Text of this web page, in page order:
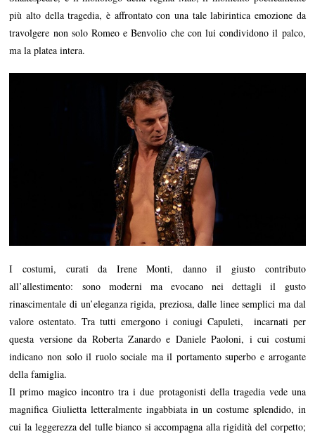
più alto della tragedia, è affrontato con una tale labirintica emozione da
travolgere non solo Romeo e Benvolio che con lui condividono il palco,
ma la platea intera.
I costumi, curati da Irene Monti, danno il giusto contributo
all’allestimento: sono moderni ma evocano nei dettagli il gusto
rinascimentale di un’eleganza rigida, preziosa, dalle linee semplici ma dal
valore ostentato. Tra tutti emergono i coniugi Capuleti, incarnati per
questa versione da Roberta Zanardo e Daniele Paoloni, i cui costumi
indicano non solo il ruolo sociale ma il portamento superbo e arrogante
della famiglia.
Il primo magico incontro tra i due protagonisti della tragedia vede una
magnifica Giulietta letteralmente ingabbiata in un costume splendido, in
cui la leggerezza del tulle bianco si accompagna alla rigidità del corpetto;